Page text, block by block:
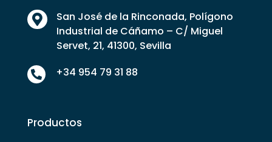

San José de la Rinconada, Polígono
Industrial de Cáñamo – C/ Miguel
Servet, 21, 41300, Sevilla
 +34 954 79 31 88
Productos